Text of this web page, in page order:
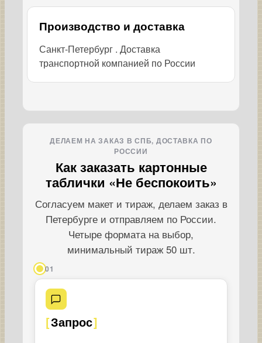
Производство и доставка
Санкт-Петербург . Доставка
транспортной компанией по России
ДЕЛАЕМ НА ЗАКАЗ В СПБ, ДОСТАВКА ПО
РОССИИ
Как заказать картонные
таблички «Не беспокоить»
Согласуем макет и тираж, делаем заказ в
Петербурге и отправляем по России.
Четыре формата на выбор,
минимальный тираж 50 шт.
01
Запрос